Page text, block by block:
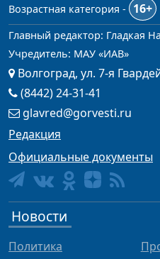
Возрастная категория -
16+
Главный редактор: Гладкая
Учредитель: МАУ «ИАВ»
Волгоград, ул. 7-я
(8442) 24-31-41
glavred@gorvesti.ru
Редакция
Официальные документы
Новости
Политика